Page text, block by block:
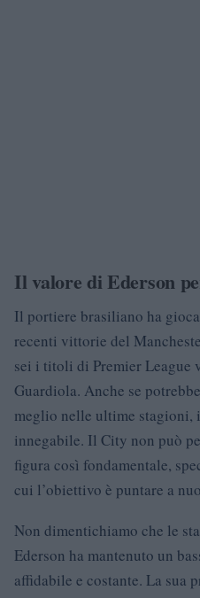
Il valore di Ederson
Il portiere brasiliano ha
recenti vittorie del
sei i titoli di Premier League
Guardiola. Anche se
meglio nelle ultime stagioni,
innegabile. Il City non può
figura così fondamentale,
cui l’obiettivo è puntare a
Non dimentichiamo che le
Ederson ha mantenuto un
affidabile e costante. La sua